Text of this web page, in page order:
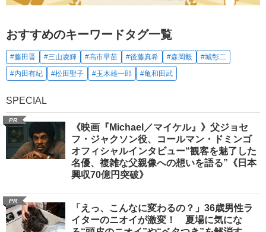
おすすめのキーワードタグ一覧
#藤田晋 #三山凌輝 #高市早苗 #後藤真希 #森岡毅
#城彰二
#内田有紀
#松田聖子 #玉木雄一郎 #亀和田武
SPECIAL
PR
《映画『Michael／マイケル』》父ジョセ
フ・ジャクソン役、コールマン・ドミンゴ
オフィシャルインタビュー“観客を魅了した
名優、複雑な父親像への想いを語る”《日本
興収70億円突破》
PR
「えっ、こんなに変わるの？」36歳男性ラ
イターのニオイが激変！ 夏場に気にな